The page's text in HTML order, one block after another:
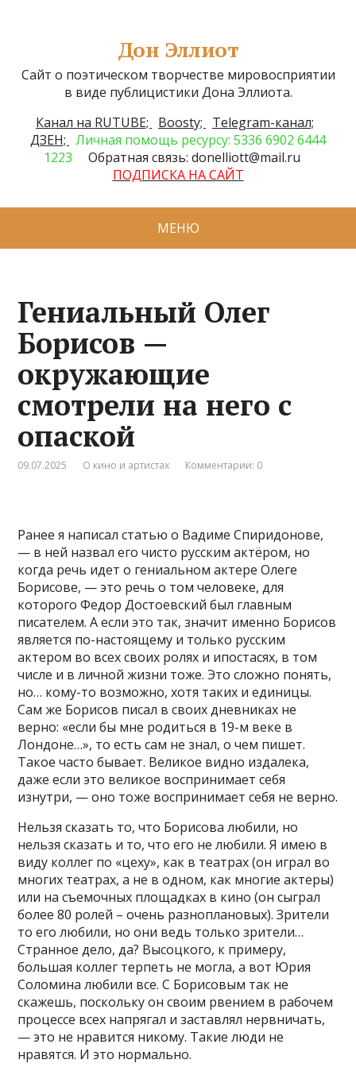
Дон Эллиот
Сайт о поэтическом творчестве мировосприятии
в виде публицистики Дона Эллиота.
Канал на RUTUBE;
Boosty;
Telegram-канал;
ДЗЕН; Личная помощь ресурсу: 5336 6902 6444
1223
Обратная связь: donelliott@mail.ru
ПОДПИСКА НА САЙТ
МЕНЮ
Гениальный Олег
Борисов —
окружающие
смотрели на него с
опаской
09.07.2025 О кино и артистах Комментарии: 0
Ранее я написал статью о Вадиме Спиридонове,
— в ней назвал его чисто русским актёром, но
когда речь идет о гениальном актере Олеге
Борисове, — это речь о том человеке, для
которого Федор Достоевский был главным
писателем. А если это так, значит именно Борисов
является по-настоящему и только русским
актером во всех своих ролях и ипостасях, в том
числе и в личной жизни тоже. Это сложно понять,
но… кому-то возможно, хотя таких и единицы.
Сам же Борисов писал в своих дневниках не
верно: «если бы мне родиться в 19-м веке в
Лондоне…», то есть сам не знал, о чем пишет.
Такое часто бывает. Великое видно издалека,
даже если это великое воспринимает себя
изнутри, — оно тоже воспринимает себя не верно.
Нельзя сказать то, что Борисова любили, но
нельзя сказать и то, что его не любили. Я имею в
виду коллег по «цеху», как в театрах (он играл во
многих театрах, а не в одном, как многие актеры)
или на съемочных площадках в кино (он сыграл
более 80 ролей – очень разноплановых). Зрители
то его любили, но они ведь только зрители…
Странное дело, да? Высоцкого, к примеру,
большая коллег терпеть не могла, а вот Юрия
Соломина любили все. С Борисовым так не
скажешь, поскольку он своим рвением в рабочем
процессе всех напрягал и заставлял нервничать,
— это не нравится никому. Такие люди не
нравятся. И это нормально.